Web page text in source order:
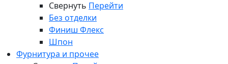
Свернуть Перейти
Без отделки
Финиш Флекс
Шпон
Фурнитура и прочее